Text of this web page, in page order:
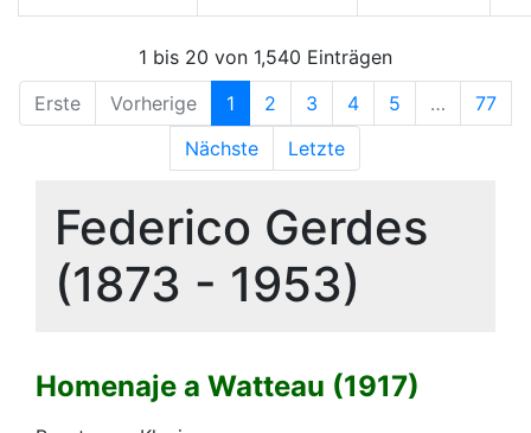
1 bis 20 von 1,540 Einträgen
Erste
Vorherige 1 2 3 4 5 …
77
Nächste
Letzte
Federico Gerdes
(1873 - 1953)
Homenaje a Watteau (1917)